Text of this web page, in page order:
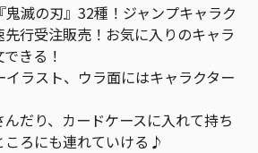
滅の刃』32種！ジャンプキャラク
行受注販売！お気に入りのキャラ
きる！
ラスト、ウラ面にはキャラクター
だり、カードケースに入れて持ち
ころにも連れていける♪